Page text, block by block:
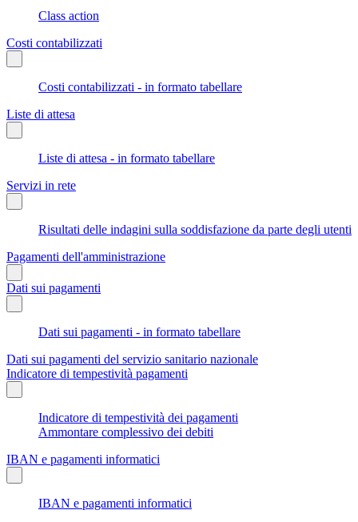
Class action
Costi contabilizzati
Costi contabilizzati - in formato tabellare
Liste di attesa
Liste di attesa - in formato tabellare
Servizi in rete
Risultati delle indagini sulla soddisfazione da parte degli utenti
Pagamenti dell'amministrazione
Dati sui pagamenti
Dati sui pagamenti - in formato tabellare
Dati sui pagamenti del servizio sanitario nazionale
Indicatore di tempestività pagamenti
Indicatore di tempestività dei pagamenti
Ammontare complessivo dei debiti
IBAN e pagamenti informatici
IBAN e pagamenti informatici